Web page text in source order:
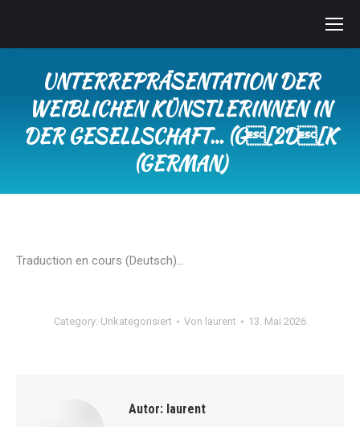
UNTERREPRÄSENTATION DER
WEIBLICHEN KÜNSTLERINNEN IN
DER GESELLSCHAFT… (G[2D[K
(GERMAN)
Traduction en cours (Deutsch)…
Category: Unkategorisiert Von laurent 13. Mai 2026
Autor: laurent